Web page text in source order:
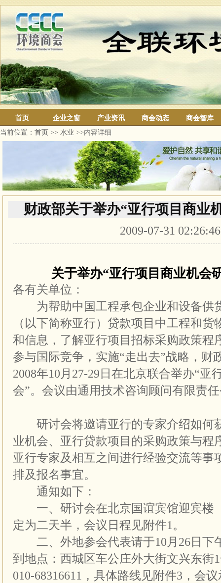
首页 企业之窗 产业资讯 商会动态
商会智库
当前位置： 首页 >> 水业 >>内容详细
财政部关于举办“亚行项目商业
2009-07-31
关于举办“亚行项目商业机会
各有关单位：
为帮助中国工程承包企业和设备供
（以下简称亚行）贷款项目中工程和
和信息，了解亚行项目招标采购政策程
参与国际竞争，实施“走出去”战略，财
2008年10月27-29日在北京联合举办“亚
会”。会议由通用技术咨询顾问有限责
研讨会将邀请亚行的专家介绍如何
业机会、亚行贷款项目的采购政策与程
亚行专家及相互之间进行经验交流等事
排及报名事宜。
通知如下：
一、研讨会在北京国谊宾馆迎宾楼
定为二天半，会议日程见附件1。
二、外地参会代表请于10月26日下
到地点：西城区车公庄外大街文兴东街
010-68316611，具体路线见附件3，会